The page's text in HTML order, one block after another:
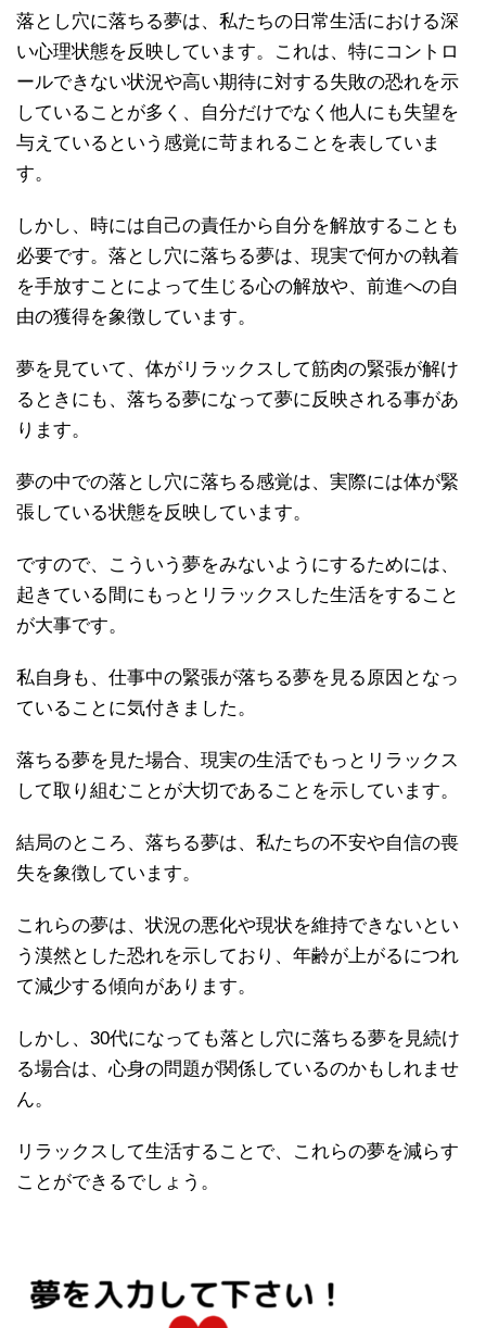
落とし穴に落ちる夢は、私たちの日常生活における深
い心理状態を反映しています。これは、特にコントロ
ールできない状況や高い期待に対する失敗の恐れを示
していることが多く、自分だけでなく他人にも失望を
与えているという感覚に苛まれることを表していま
す。
しかし、時には自己の責任から自分を解放することも
必要です。落とし穴に落ちる夢は、現実で何かの執着
を手放すことによって生じる心の解放や、前進への自
由の獲得を象徴しています。
夢を見ていて、体がリラックスして筋肉の緊張が解け
るときにも、落ちる夢になって夢に反映される事があ
ります。
夢の中での落とし穴に落ちる感覚は、実際には体が緊
張している状態を反映しています。
ですので、こういう夢をみないようにするためには、
起きている間にもっとリラックスした生活をすること
が大事です。
私自身も、仕事中の緊張が落ちる夢を見る原因となっ
ていることに気付きました。
落ちる夢を見た場合、現実の生活でもっとリラックス
して取り組むことが大切であることを示しています。
結局のところ、落ちる夢は、私たちの不安や自信の喪
失を象徴しています。
これらの夢は、状況の悪化や現状を維持できないとい
う漠然とした恐れを示しており、年齢が上がるにつれ
て減少する傾向があります。
しかし、30代になっても落とし穴に落ちる夢を見続け
る場合は、心身の問題が関係しているのかもしれませ
ん。
リラックスして生活することで、これらの夢を減らす
ことができるでしょう。